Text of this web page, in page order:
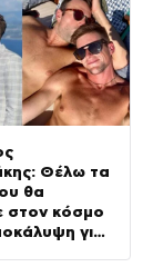
Θέλω τα
θα
στον κόσμο
για